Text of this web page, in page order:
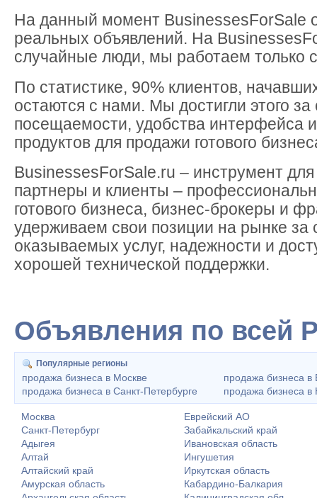
На данный момент BusinessesForSale
реальных объявлений. На
случайные люди, мы работаем только
По статистике, 90% клиентов,
остаются с нами. Мы достигли этого за
посещаемости, удобства интерфейса
продуктов для продажи готового
BusinessesForSale.ru – инструмент
партнеры и клиенты –
готового бизнеса, бизнес-брокеры и
удерживаем свои позиции на рынке за
оказываемых услуг, надежности и
хорошей технической поддержки.
Объявления по всей
Популярные регионы
продажа бизнеса в Москве
продажа бизнеса в Санкт-Петербурге
продажа бизнеса в
продажа бизнеса в
Москва
Санкт-Петербург
Адыгея
Алтай
Алтайский край
Амурская область
Еврейский АО
Забайкальский край
Ивановская область
Ингушетия
Иркутская область
Кабардино-Балкария